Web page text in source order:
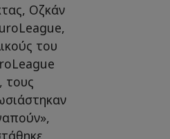
Οζκάν
του
τους